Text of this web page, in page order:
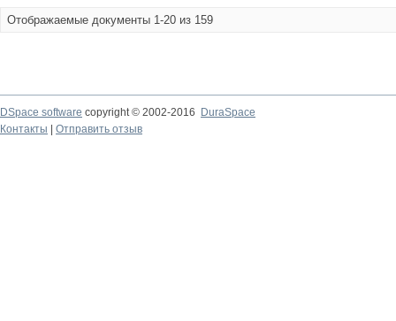
Отображаемые документы 1-20 из 159
DSpace software copyright © 2002-2016
DuraSpace
Контакты
Отправить отзыв